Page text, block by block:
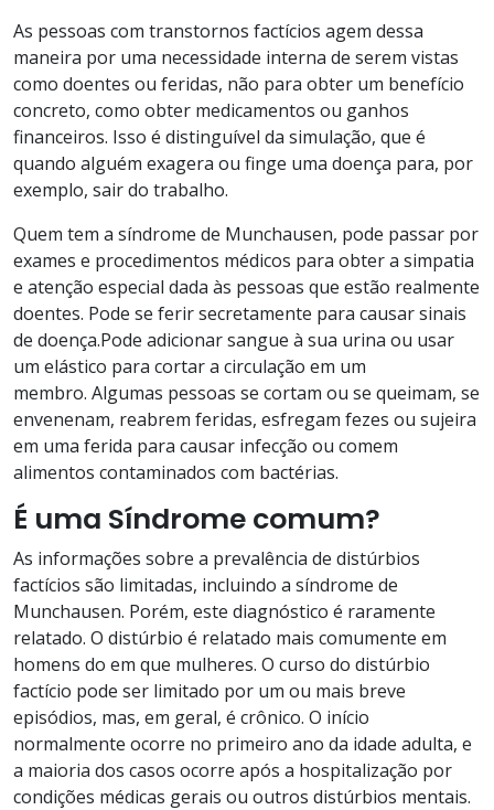
As pessoas com transtornos factícios agem dessa
maneira por uma necessidade interna de serem vistas
como doentes ou feridas, não para obter um benefício
concreto, como obter medicamentos ou ganhos
financeiros. Isso é distinguível da simulação, que é
quando alguém exagera ou finge uma doença para, por
exemplo, sair do trabalho.
Quem tem a síndrome de Munchausen, pode passar por
exames e procedimentos médicos para obter a simpatia
e atenção especial dada às pessoas que estão realmente
doentes. Pode se ferir secretamente para causar sinais
de doença.Pode adicionar sangue à sua urina ou usar
um elástico para cortar a circulação em um
membro. Algumas pessoas se cortam ou se queimam, se
envenenam, reabrem feridas, esfregam fezes ou sujeira
em uma ferida para causar infecção ou comem
alimentos contaminados com bactérias.
É uma Síndrome comum?
As informações sobre a prevalência de distúrbios
factícios são limitadas, incluindo a síndrome de
Munchausen. Porém, este diagnóstico é raramente
relatado. O distúrbio é relatado mais comumente em
homens do em que mulheres. O curso do distúrbio
factício pode ser limitado por um ou mais breve
episódios, mas, em geral, é crônico. O início
normalmente ocorre no primeiro ano da idade adulta, e
a maioria dos casos ocorre após a hospitalização por
condições médicas gerais ou outros distúrbios mentais.